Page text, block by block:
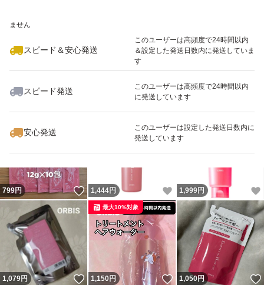
ません
スピード＆安心発送
このユーザーは高頻度で24時間以内
＆設定した発送日数内に発送していま
す
スピード発送
このユーザーは高頻度で24時間以内
に発送しています
安心発送
このユーザーは設定した発送日数内に
発送しています
いいね！
400
799円 いいね！
1,444円 いいね！
1,999円
1,079円 いいね！
1,150円 いいね！
最大10%対象
1,050円